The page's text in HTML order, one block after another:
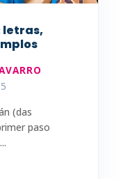
letras,
(das
paso